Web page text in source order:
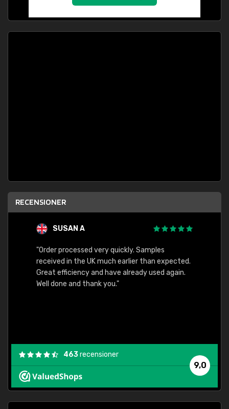
RECENSIONER
SUSAN A
"Order processed very quickly. Samples
received in the UK much earlier than expected.
Great efficiency and have already used again.
Well done and thank you."
9,0
463recensioner